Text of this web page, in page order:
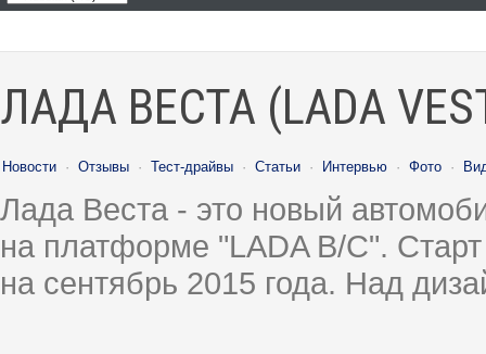
ЛАДА ВЕСТА (LADA
Новости · Отзывы · Тест-драйвы · Статьи · Интервью · Фото ·
Лада Веста - это новый
на платформе "LADA B/C".
на сентябрь 2015 года. Над